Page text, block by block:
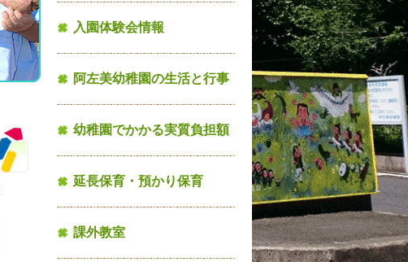
入園体験会情報
阿左美幼稚園の生活と行事
幼稚園でかかる実質負担額
延長保育・預かり保育
課外教室